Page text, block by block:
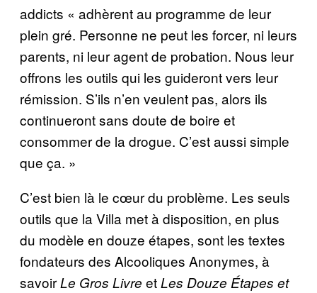
addicts « adhèrent au programme de leur
plein gré. Personne ne peut les forcer, ni leurs
parents, ni leur agent de probation. Nous leur
offrons les outils qui les guideront vers leur
rémission. S’ils n’en veulent pas, alors ils
continueront sans doute de boire et
consommer de la drogue. C’est aussi simple
que ça. »
C’est bien là le cœur du problème. Les seuls
outils que la Villa met à disposition, en plus
du modèle en douze étapes, sont les textes
fondateurs des Alcooliques Anonymes, à
savoirLe Gros Livre etLes Douze Étapes et